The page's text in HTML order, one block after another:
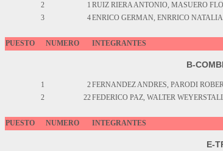
2
1 RUIZ RIERA ANTONIO, MASUERO
3
4ENRICO GERMAN, ENRRICO NATALIA
PUESTO NUMERO INTEGRANTES
B-
1 2FERNANDEZ ANDRES, PARODI
2
22FEDERICO PAZ, WALTER
PUESTO NUMERO INTEGRANTES
E-